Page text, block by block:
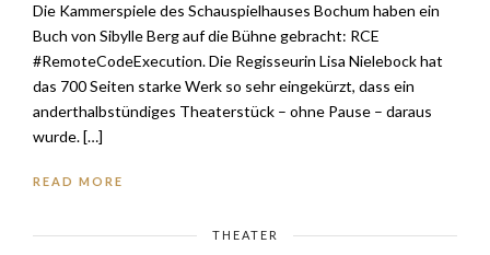
Die Kammerspiele des Schauspielhauses Bochum haben ein
Buch von Sibylle Berg auf die Bühne gebracht: RCE
#RemoteCodeExecution. Die Regisseurin Lisa Nielebock hat
das 700 Seiten starke Werk so sehr eingekürzt, dass ein
anderthalbstündiges Theaterstück – ohne Pause – daraus
wurde. […]
READ MORE
THEATER